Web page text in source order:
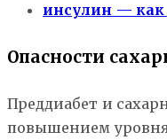
инсулин — как
Опасности
Преддиабет и
повышением